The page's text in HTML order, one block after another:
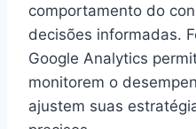
comportamento do
decisões informadas.
Google Analytics
monitorem o
ajustem suas